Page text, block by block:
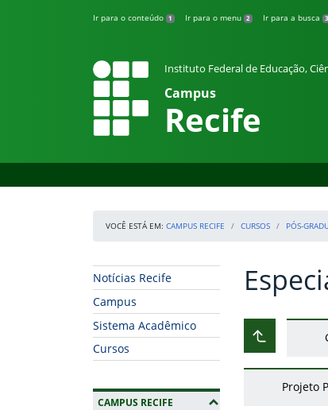
Ir para o conteúdo 1 Ir para o menu 2 Ir para a busca 3
Instituto Federal de Educação,
Campus
Recife
VOCÊ ESTÁ EM: CAMPUS RECIFE CURSOS PÓS-
Início da navegação
Notícias Recife
Campus
Sistema Acadêmico
Cursos
CAMPUS RECIFE
Início do
Subir ao
Projeto